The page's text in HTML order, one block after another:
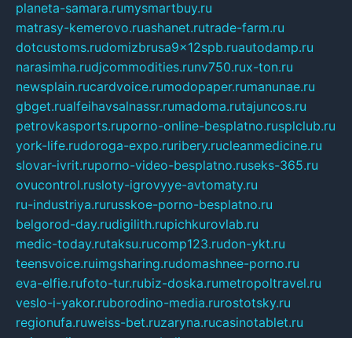
planeta-samara.rumysmartbuy.ru
matrasy-kemerovo.ruashanet.rutrade-farm.ru
dotcustoms.rudomizbrusa9x12spb.ruautodamp.ru
narasimha.rudjcommodities.runv750.rux-ton.ru
newsplain.rucardvoice.rumodopaper.rumanunae.ru
gbget.rualfeihavsalnassr.rumadoma.rutajuncos.ru
petrovkasports.ruporno-online-besplatno.rusplclub.ru
york-life.rudoroga-expo.ruribery.rucleanmedicine.ru
slovar-ivrit.ruporno-video-besplatno.ruseks-365.ru
ovucontrol.rusloty-igrovyye-avtomaty.ru
ru-industriya.rurusskoe-porno-besplatno.ru
belgorod-day.rudigilith.rupichkurovlab.ru
medic-today.rutaksu.rucomp123.rudon-ykt.ru
teensvoice.ruimgsharing.rudomashnee-porno.ru
eva-elfie.rufoto-tur.rubiz-doska.rumetropoltravel.ru
veslo-i-yakor.ruborodino-media.rurostotsky.ru
regionufa.ruweiss-bet.ruzaryna.rucasinotablet.ru